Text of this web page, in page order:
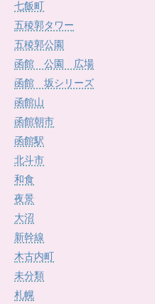
七飯町
五稜郭タワー
五稜郭公園
函館 公園 広場
函館 坂シリーズ
函館山
函館朝市
函館駅
北斗市
和食
夜景
大沼
新幹線
木古内町
未分類
札幌